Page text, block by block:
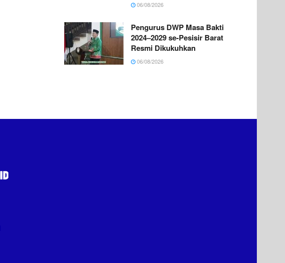
06/08/2026
Pengurus DWP Masa Bakti
2024–2029 se-Pesisir Barat
Resmi Dikukuhkan
06/08/2026